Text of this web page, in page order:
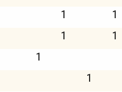
1
1
1
1
1
1